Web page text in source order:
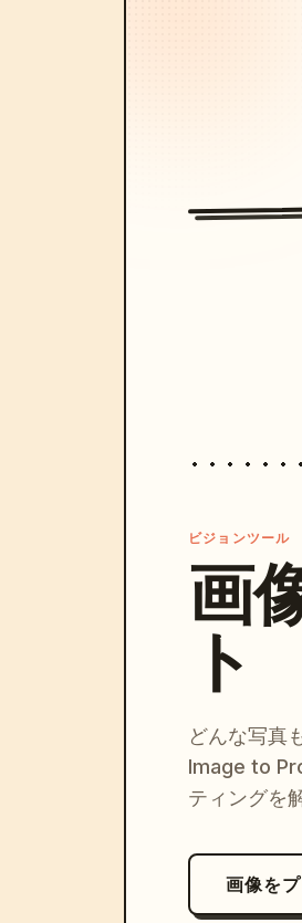
ビジョンツール
画
ト
どんな写真
Image to
ティングを
画像を